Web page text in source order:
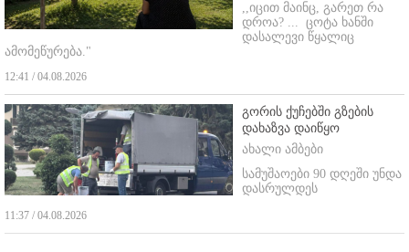
,,იცით მაინც, გარეთ რა
დროა? ... ცოტა ხანში
დასალევი წყალიც
ამომეწურება."
12:41 / 04.08.2026
გორის ქუჩებში გზების
დახაზვა დაიწყო
ახალი ამბები
სამუშაოები 90 დღეში უნდა
დასრულდეს
11:37 / 04.08.2026